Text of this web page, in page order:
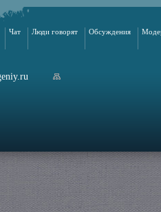
Чат Люди говорят Обсуждения
geniy.ru